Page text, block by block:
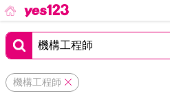
機構工程師